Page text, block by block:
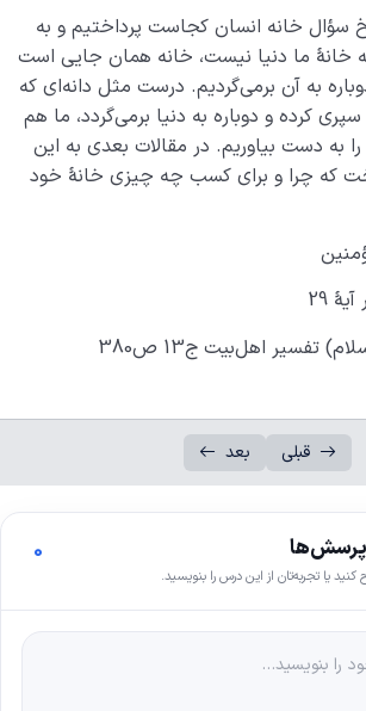
سؤال خانه انسان کجاست پرداختیم و به
خانۀ ما دنیا نیست، خانه همان جایی است
به آن برمی‌گردیم. درست مثل دانه‌ای که
کرده و دوباره به دنیا برمی‌گردد، ما هم
به دست بیاوریم. در مقالات بعدی به این
که چرا و برای کسب چه چیزی خانۀ خود
29
تفسیر اهل‌بیت ج13 ص380
قبلی بعد
پرسش‌ها
یا تجربه‌تان از این درس را بنویسید.
0